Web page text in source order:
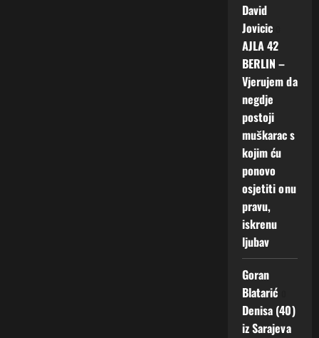
David
Jovicic
AJLA 42
BERLIN –
Vjerujem da
negdje
postoji
muškarac s
kojim ću
ponovo
osjetiti onu
pravu,
iskrenu
ljubav
Goran
Blatarić
Denisa (40)
iz Sarajeva